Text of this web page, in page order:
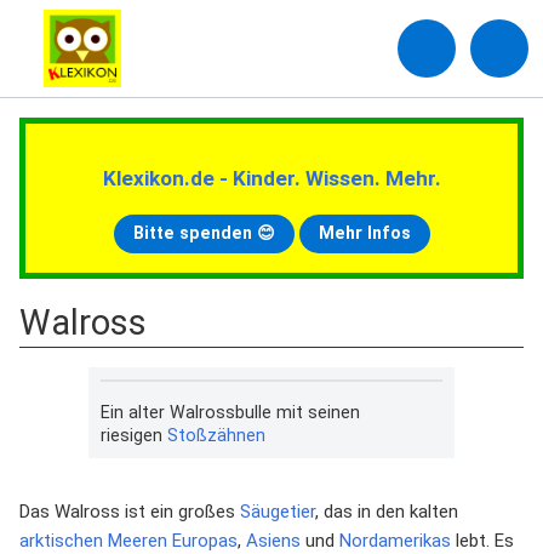
Klexikon.de - Kinder. Wissen. Mehr.
Bitte spenden 😊 Mehr Infos
Walross
Ein alter Walrossbulle mit seinen
riesigen Stoßzähnen
Das Walross ist ein großes Säugetier, das in den kalten
arktischen Meeren Europas, Asiens und Nordamerikas lebt. Es